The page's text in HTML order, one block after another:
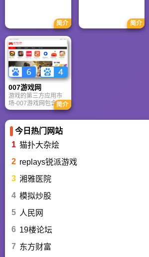
快速迭代上占优。两
者定位不同，各有千
秋。
简介
看懂大语言模型如何
重塑未来。
简介
007游戏网
游戏的第三方应用市
场-007游戏网包含安
卓（Android）和苹果
（iOS）系统的手机应
用、游戏以及电脑软
件的下载服务，还有
精心推荐的应用排行
榜,搭配极佳的下载体
得信赖的应用商店。
简介
今日热门网站
1 猫扑大杂烩
2 replays锐派游戏
3 湘雅医院
4 模拟炒股
5 人民网
6 19楼论坛
7 东方财富